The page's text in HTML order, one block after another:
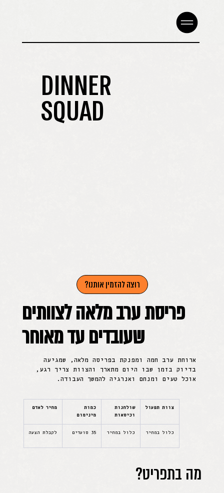
DINNER
SQUAD
רוצה להזמין אותנו?
פריסת ערב מלאה לצוותים
שעובדים עד מאוחר
ארוחת ערב חמה ומפנקת בפריסה מלאה, שמגיעה
בדיוק בזמן שבו היום מתארך והצוות צריך רגע,
אוכל טעים ומנחם ואנרגיה להמשך העבודה.
צוות תפעול
שולחנות
וכיסאות
כמות
מינימום
מחיר לאדם
כלול במחיר כלול במחיר 35 סועדים לקבלת הצעה
מה בתפריט?